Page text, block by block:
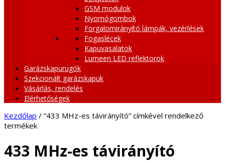
GSM modulok
Nyomógombok
Forgalomirányító lámpák, vezérlések
Fogaslécek
Kapuvasalatok
Lumeen LED reflektorok
Garázskapurugók
Szekcionált garázskapuk
Vásárlás, rendelés
Elérhetőségek
Kezdőlap / “433 MHz-es távirányító” címkével rendelkező
termékek
433 MHz-es távirányító